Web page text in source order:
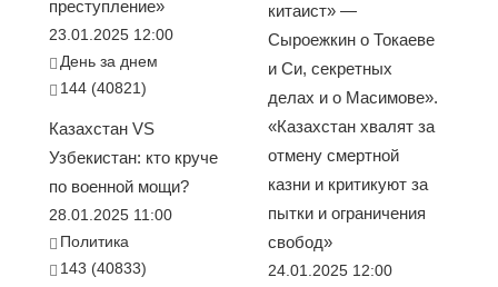
преступление»
23.01.2025 12:00
День за днем
144 (40821)
Казахстан VS
Узбекистан: кто круче
по военной мощи?
28.01.2025 11:00
Политика
143 (40833)
китаист» —
Сыроежкин о Токаеве
и Си, секретных
делах и о Масимове».
«Казахстан хвалят за
отмену смертной
казни и критикуют за
пытки и ограничения
свобод»
24.01.2025 12:00